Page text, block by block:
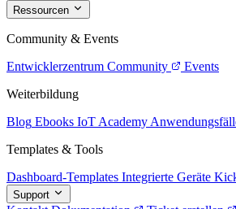
Ressourcen
Community & Events
Entwicklerzentrum Community
Events
Weiterbildung
Blog Ebooks IoT Academy
Templates & Tools
Dashboard-Templates Integrierte Geräte
Support